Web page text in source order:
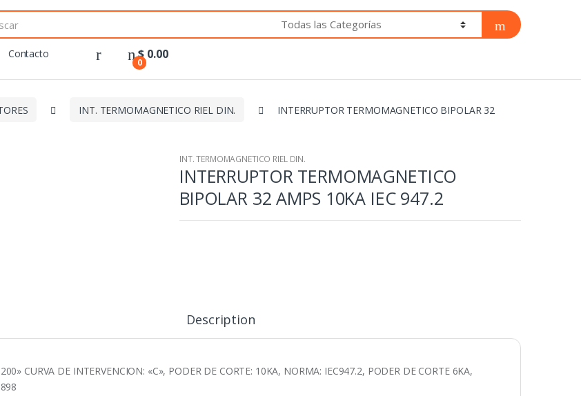
Contacto
0
$ 0.00
INT. TERMOMAGNETICO RIEL DIN.
INTERRUPTOR TERMOMAGNETICO BIPOLAR 32
INT. TERMOMAGNETICO RIEL DIN.
INTERRUPTOR TERMOMAGNETICO
BIPOLAR 32 AMPS 10KA IEC 947.2
Description
CURVA DE INTERVENCION: «C», PODER DE CORTE: 10KA, NORMA: IEC947.2, PODER DE CORTE 6KA,